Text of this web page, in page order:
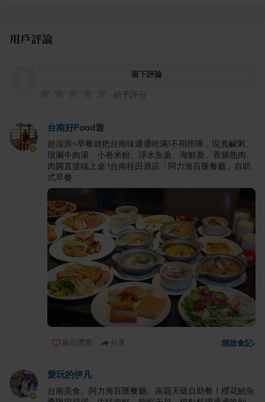
用戶評論
留下評論
給予評分
台南好Food遊
超澎湃~早餐就把台南味通通吃滿!不用排隊，現煮鹹粥、
現涮牛肉湯、小卷米粉、浮水魚羹、海鮮羹、香腸熟肉、
肉圓直接端上桌 !台南桂田酒店「阿力海百匯餐廳」自助
式早餐
表示讚賞 分享 開啟食記›
愛玩的伊凡
台南美食。阿力海百匯餐廳。南霸天級自助餐！櫻花鮪魚